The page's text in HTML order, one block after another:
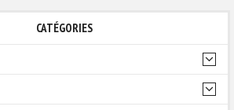
CATÉGORIES